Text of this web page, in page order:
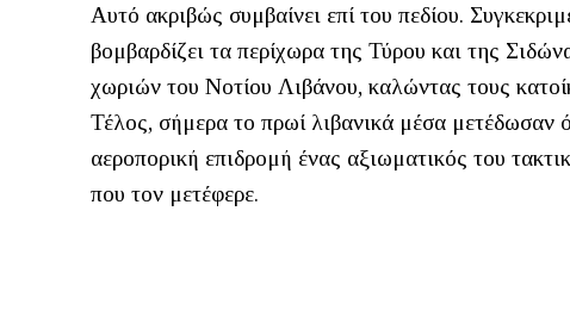
Αυτό ακριβώς συμβαίνει επί του πεδίου.
βομβαρδίζει τα περίχωρα της Τύρου και της
χωριών του Νοτίου Λιβάνου, καλώντας τους
Τέλος, σήμερα το πρωί λιβανικά μέσα μετέδωσαν
αεροπορική επιδρομή ένας αξιωματικός του
που τον μετέφερε.